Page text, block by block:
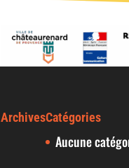
ArchivesCatégories
Aucune